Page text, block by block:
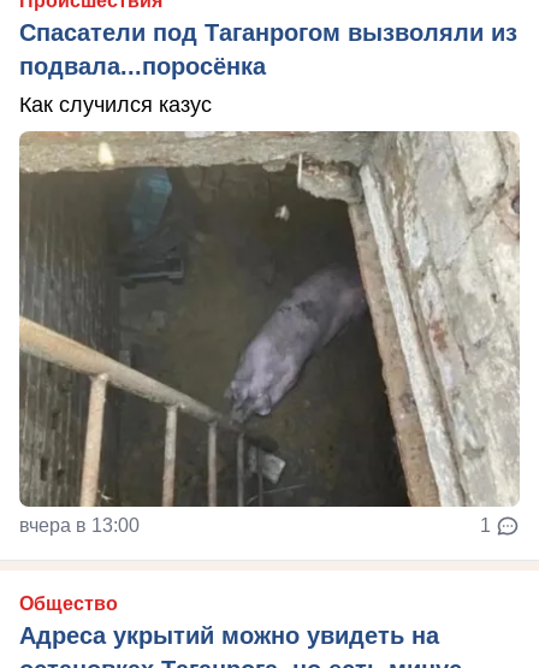
Спасатели под Таганрогом вызволяли из
подвала...поросёнка
Как случился казус
вчера в 13:00 1
Общество
Адреса укрытий можно увидеть на